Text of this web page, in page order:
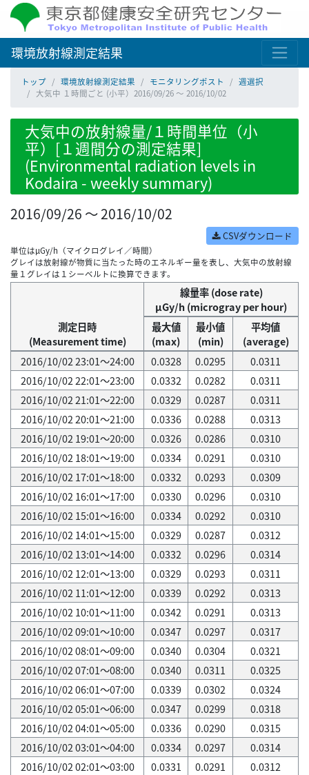
環境放射線測定結果
トップ 環境放射線測定結果 モニタリングポスト
週選択
大気中 １時間ごと (小平）2016/09/26 ～ 2016/10/02
大気中の放射線量/１時間単位（小
平）[１週間分の測定結果]
(Environmental radiation levels in
Kodaira - weekly summary)
2016/09/26 ～ 2016/10/02
CSVダウンロード
単位はμGy/h（マイクログレイ／時間）
グレイは放射線が物質に当たった時のエネルギー量を表し、大気中の放射線
量１グレイは１シーベルトに換算できます。
測定日時
(Measurement time)
線量率 (dose rate)
μGy/h (microgray per hour)
最大値
(max)
最小値
(min)
平均値
(average)
2016/10/02 23:01～24:00
0.0328 0.0295
0.0311
2016/10/02 22:01～23:00
0.0332 0.0282
0.0311
2016/10/02 21:01～22:00
0.0329 0.0287
0.0311
2016/10/02 20:01～21:00
0.0336 0.0288
0.0313
2016/10/02 19:01～20:00
0.0326 0.0286
0.0310
2016/10/02 18:01～19:00
0.0334 0.0291
0.0310
2016/10/02 17:01～18:00
0.0332 0.0293
0.0309
2016/10/02 16:01～17:00
0.0330 0.0296
0.0310
2016/10/02 15:01～16:00
0.0334 0.0292
0.0310
2016/10/02 14:01～15:00
0.0329 0.0287
0.0312
2016/10/02 13:01～14:00
0.0332 0.0296
0.0314
2016/10/02 12:01～13:00
0.0329 0.0293
0.0311
2016/10/02 11:01～12:00
0.0339 0.0292
0.0313
2016/10/02 10:01～11:00
0.0342 0.0291
0.0313
2016/10/02 09:01～10:00
0.0347 0.0297
0.0317
2016/10/02 08:01～09:00
0.0340 0.0304
0.0321
2016/10/02 07:01～08:00
0.0340 0.0311
0.0325
2016/10/02 06:01～07:00
0.0339 0.0302
0.0324
2016/10/02 05:01～06:00
0.0347 0.0299
0.0318
2016/10/02 04:01～05:00
0.0336 0.0290
0.0315
2016/10/02 03:01～04:00
0.0334 0.0297
0.0314
2016/10/02 02:01～03:00
0.0331 0.0291
0.0312